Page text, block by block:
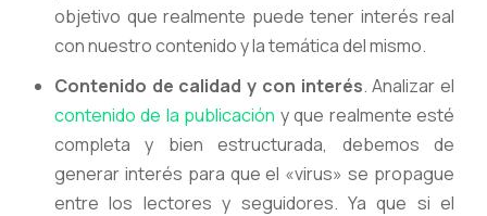
objetivo que realmente puede tener interés real
con nuestro contenido y la temática del mismo.
Contenido de calidad y con interés. Analizar el
contenido de la publicación y que realmente esté
completa y bien estructurada, debemos de
generar interés para que el «virus» se propague
entre los lectores y seguidores. Ya que si el